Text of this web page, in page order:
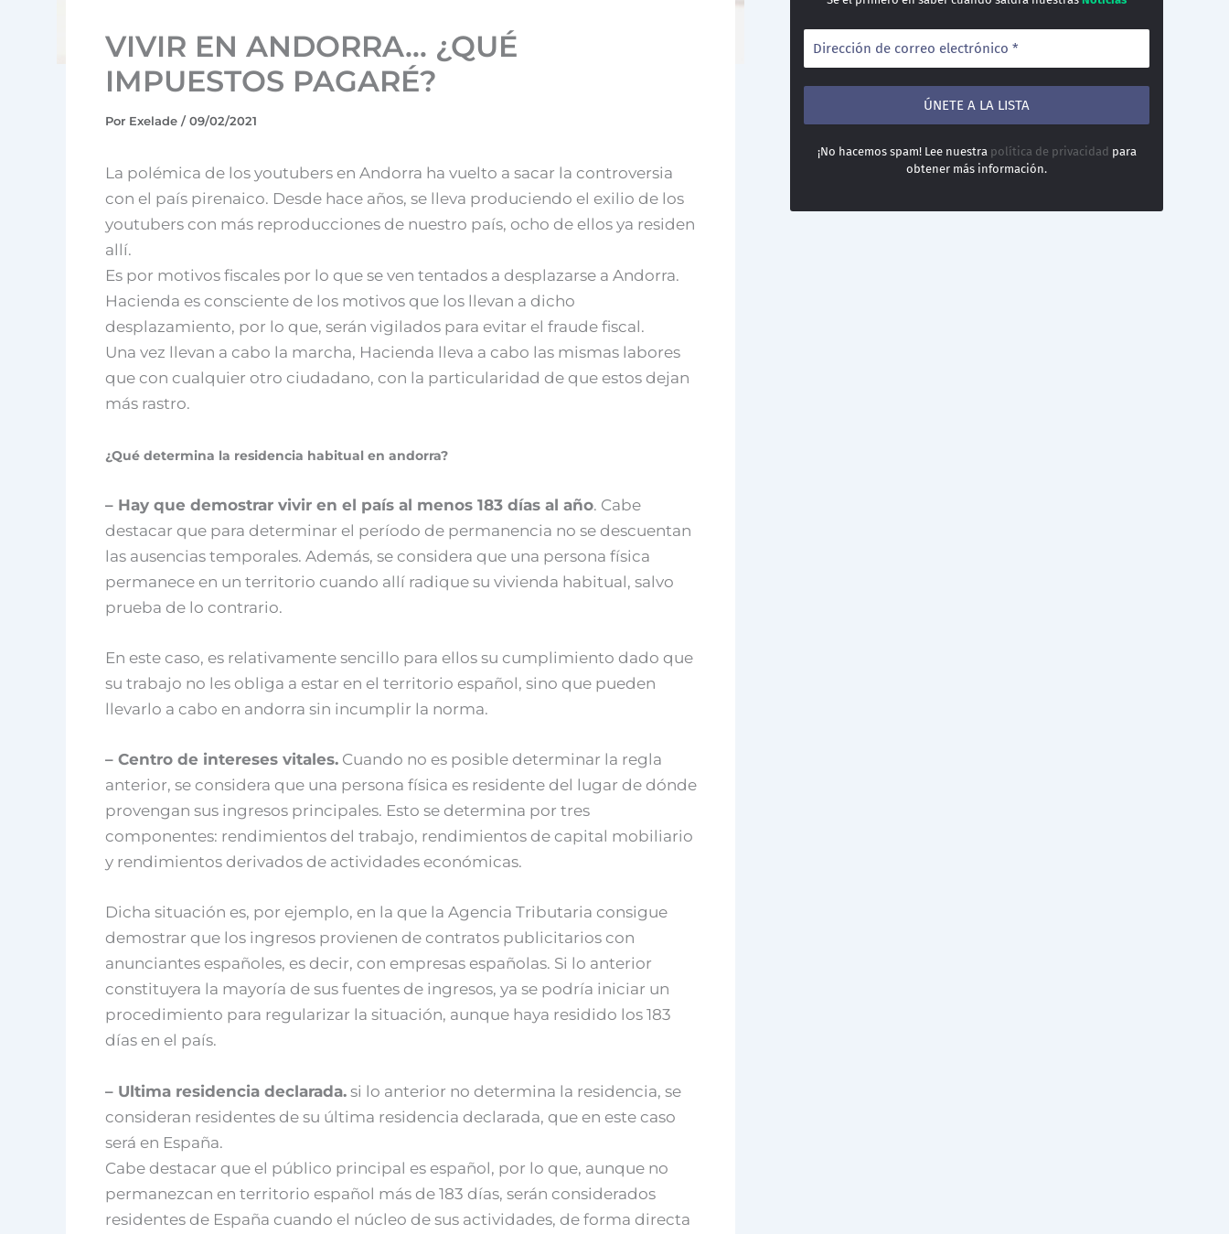
VIVIR EN ANDORRA… ¿QUÉ
IMPUESTOS PAGARÉ?
Por Exelade /09/02/2021
La polémica de los youtubers en Andorra ha vuelto a sacar la controversia
con el país pirenaico. Desde hace años, se lleva produciendo el exilio de los
youtubers con más reproducciones de nuestro país, ocho de ellos ya residen
allí.
Es por motivos fiscales por lo que se ven tentados a desplazarse a Andorra.
Hacienda es consciente de los motivos que los llevan a dicho
desplazamiento, por lo que, serán vigilados para evitar el fraude fiscal.
Una vez llevan a cabo la marcha, Hacienda lleva a cabo las mismas labores
que con cualquier otro ciudadano, con la particularidad de que estos dejan
más rastro.
¿Qué determina la residencia habitual en andorra?
– Hay que demostrar vivir en el país al menos 183 días al año. Cabe
destacar que para determinar el período de permanencia no se descuentan
las ausencias temporales. Además, se considera que una persona física
permanece en un territorio cuando allí radique su vivienda habitual, salvo
prueba de lo contrario.
En este caso, es relativamente sencillo para ellos su cumplimiento dado que
su trabajo no les obliga a estar en el territorio español, sino que pueden
llevarlo a cabo en andorra sin incumplir la norma.
– Centro de intereses vitales.Cuando no es posible determinar la regla
anterior, se considera que una persona física es residente del lugar de dónde
provengan sus ingresos principales. Esto se determina por tres
componentes: rendimientos del trabajo, rendimientos de capital mobiliario
y rendimientos derivados de actividades económicas.
Dicha situación es, por ejemplo, en la que la Agencia Tributaria consigue
demostrar que los ingresos provienen de contratos publicitarios con
anunciantes españoles, es decir, con empresas españolas. Si lo anterior
constituyera la mayoría de sus fuentes de ingresos, ya se podría iniciar un
procedimiento para regularizar la situación, aunque haya residido los 183
días en el país.
– Ultima residencia declarada.si lo anterior no determina la residencia, se
consideran residentes de su última residencia declarada, que en este caso
será en España.
Cabe destacar que el público principal es español, por lo que, aunque no
permanezcan en territorio español más de 183 días, serán considerados
residentes de España cuando el núcleo de sus actividades, de forma directa
¡No hacemos spam! Lee nuestra política de privacidad para
obtener más información.